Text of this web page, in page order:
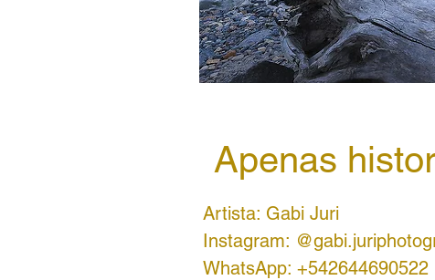
Apenas
Artista: Gabi Juri
Instagram:
WhatsApp: +542644690522